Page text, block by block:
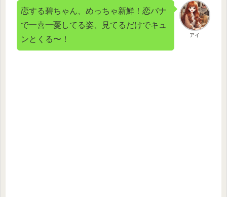
アイ
恋する碧ちゃん、めっちゃ新鮮！恋バナ
で一喜一憂してる姿、見てるだけでキュ
ンとくる〜！